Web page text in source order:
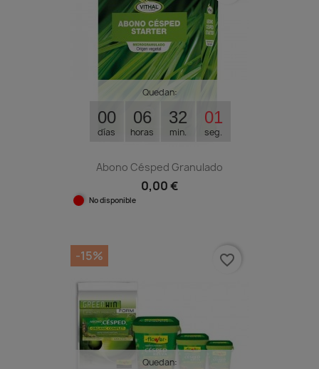
Quedan:
00
días
06
horas
32
min.
00
seg.
Abono Césped Granulado
0,00 €
No disponible
Quedan:
-15% favorite_border